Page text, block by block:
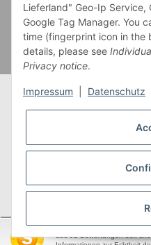
* Alle Preise inkl.
** Gilt für
Lieferzeiten für andere
Lieferland" Geo-Ip Service,
Google Tag Manager. You
time (fingerprint icon in the
details, please see
Privacy notice.
Impressum Datenschutz
SEHR GUT (4.95 / 5)
aus92Bewertungen bei: